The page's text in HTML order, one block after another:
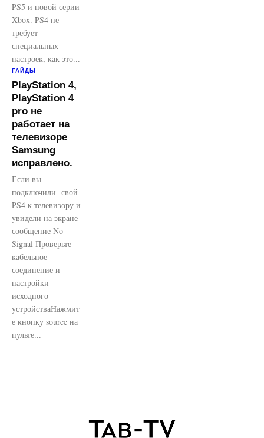
PS5 и новой серии
Xbox. PS4 не
требует
специальных
настроек, как это...
ГАЙДЫ
PlayStation 4,
PlayStation 4
pro не
работает на
телевизоре
Samsung
исправлено.
Если вы
подключили свой
PS4 к телевизору и
увидели на экране
сообщение No
Signal Проверьте
кабельное
соединение и
настройки
исходного
устройстваНажмит
е кнопку source на
пульте...